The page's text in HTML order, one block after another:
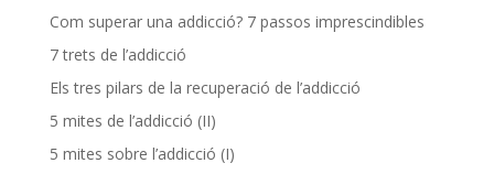
Com superar una addicció? 7 passos imprescindibles
7 trets de l’addicció
Els tres pilars de la recuperació de l’addicció
5 mites de l’addicció (II)
5 mites sobre l’addicció (I)